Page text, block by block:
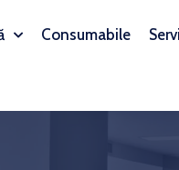
Consumabile